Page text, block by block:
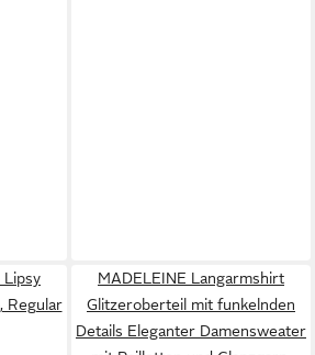
Lipsy
Regular
MADELEINE Langarmshirt
Glitzeroberteil mit funkelnden
Details Eleganter Damensweater